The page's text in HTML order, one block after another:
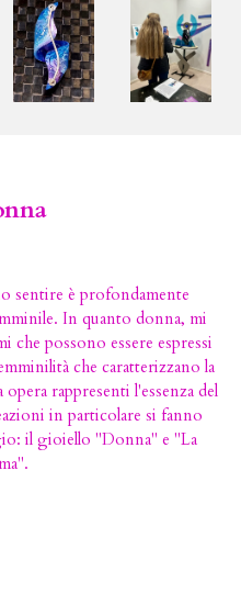
sentire è profondamente
In quanto donna, mi
che possono essere espressi
che caratterizzano la
rappresenti l'essenza del
in particolare si fanno
il gioiello "Donna" e "La